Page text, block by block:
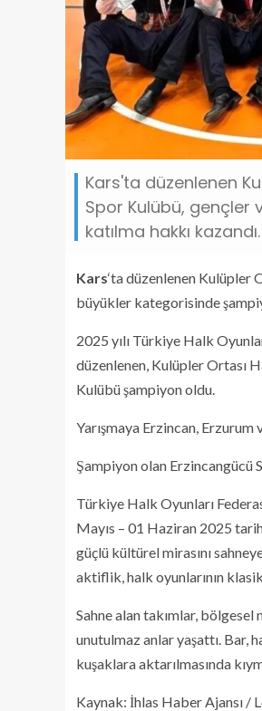
Kars'ta düzenlenen
Spor Kulübü, gençler
katılma hakkı kazandı.
Kars‘ta düzenlenen Kulüpler
büyükler kategorisinde
2025 yılı Türkiye Halk
düzenlenen, Kulüpler Ortası
Kulübü şampiyon oldu.
Yarışmaya Erzincan, Erzurum
Şampiyon olan Erzincangücü
Türkiye Halk Oyunları
Mayıs – 01 Haziran 2025
güçlü kültürel mirasını
aktiflik, halk oyunlarının
Sahne alan takımlar,
unutulmaz anlar yaşattı. Bar,
kuşaklara aktarılmasında
Kaynak: İhlas Haber Ajansı /